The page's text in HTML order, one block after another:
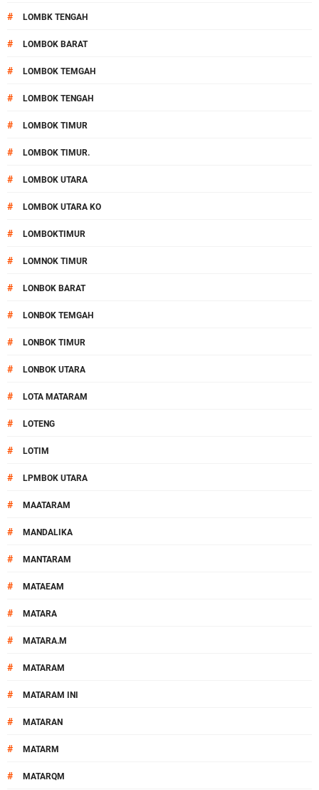
# LOMBK TENGAH
# LOMBOK BARAT
# LOMBOK TEMGAH
# LOMBOK TENGAH
# LOMBOK TIMUR
# LOMBOK TIMUR.
# LOMBOK UTARA
# LOMBOK UTARA KO
# LOMBOKTIMUR
# LOMNOK TIMUR
# LONBOK BARAT
# LONBOK TEMGAH
# LONBOK TIMUR
# LONBOK UTARA
# LOTA MATARAM
# LOTENG
# LOTIM
# LPMBOK UTARA
# MAATARAM
# MANDALIKA
# MANTARAM
# MATAEAM
# MATARA
# MATARA.M
# MATARAM
# MATARAM INI
# MATARAN
# MATARM
# MATARQM